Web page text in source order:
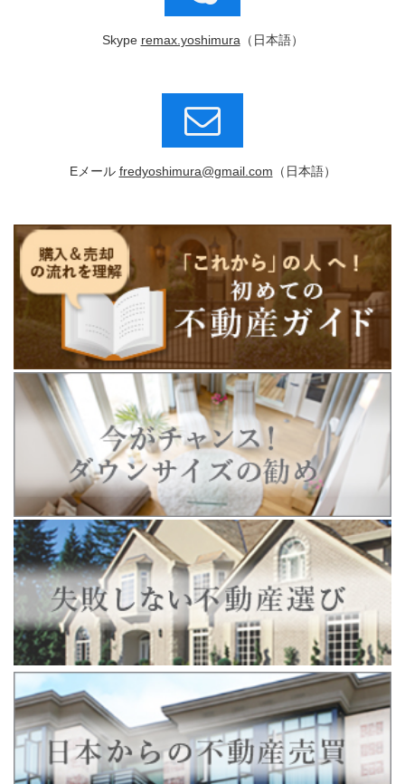
Skype remax.yoshimura（日本語）
Eメール fredyoshimura@gmail.com （日本語）